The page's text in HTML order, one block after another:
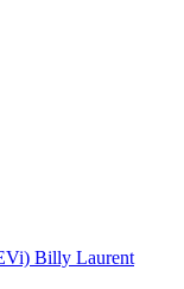
Billy Laurent